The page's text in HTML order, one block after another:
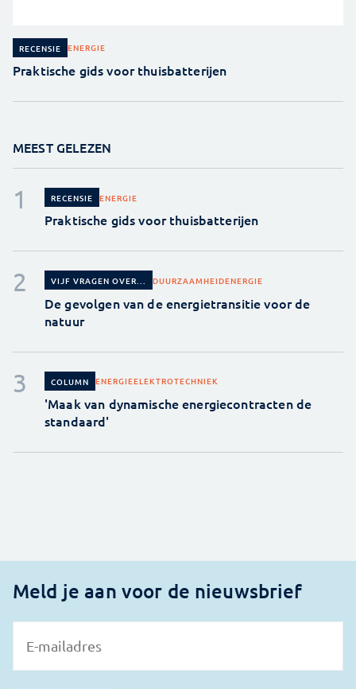
RECENSIE ENERGIE
Praktische gids voor thuisbatterijen
MEEST GELEZEN
RECENSIE ENERGIE
Praktische gids voor thuisbatterijen
VIJF VRAGEN OVER... DUURZAAMHEIDENERGIE
De gevolgen van de energietransitie voor de
natuur
COLUMN ENERGIEELEKTROTECHNIEK
'Maak van dynamische energiecontracten de
standaard'
Meld je aan voor de nieuwsbrief